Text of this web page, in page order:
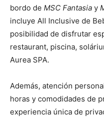
bordo de MSC Fantasia y
incluye All Inclusive de
posibilidad de disfrutar
restaurant, piscina,
Aurea SPA.
Además, atención
horas y comodidades de
experiencia única de